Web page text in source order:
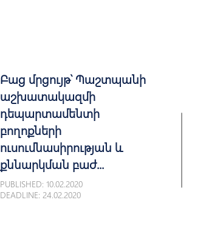
Բաց մրցույթ՝ Պաշտպանի
աշխատակազմի
դեպարտամենտի
բողոքների
ուսումնասիրության և
քննարկման բաժ...
PUBLISHED: 10.02.2020
DEADLINE: 24.02.2020